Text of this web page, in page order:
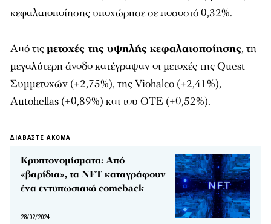
κεφαλαιοποίησης υποχώρησε σε ποσοστό 0,32%.
Από τιςμετοχές της υψηλής κεφαλαιοποίησης, τη
μεγαλύτερη άνοδο κατέγραψαν οι μετοχές της Quest
Συμμετοχών (+2,75%), της Viohalco (+2,41%),
Autohellas (+0,89%) και του ΟΤΕ (+0,52%).
ΔΙΑΒΑΣΤΕ ΑΚΟΜΑ
Κρυπτονομίσματα: Από
«βαρίδια», τα NFT καταγράφουν
ένα εντυπωσιακό comeback
28/02/2024